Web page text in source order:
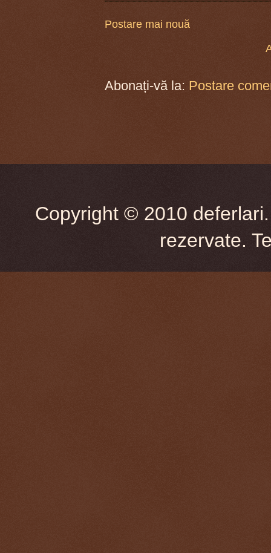
Postare mai nouă
Abonați-vă la: Postare
Copyright © 2010
rezervate.